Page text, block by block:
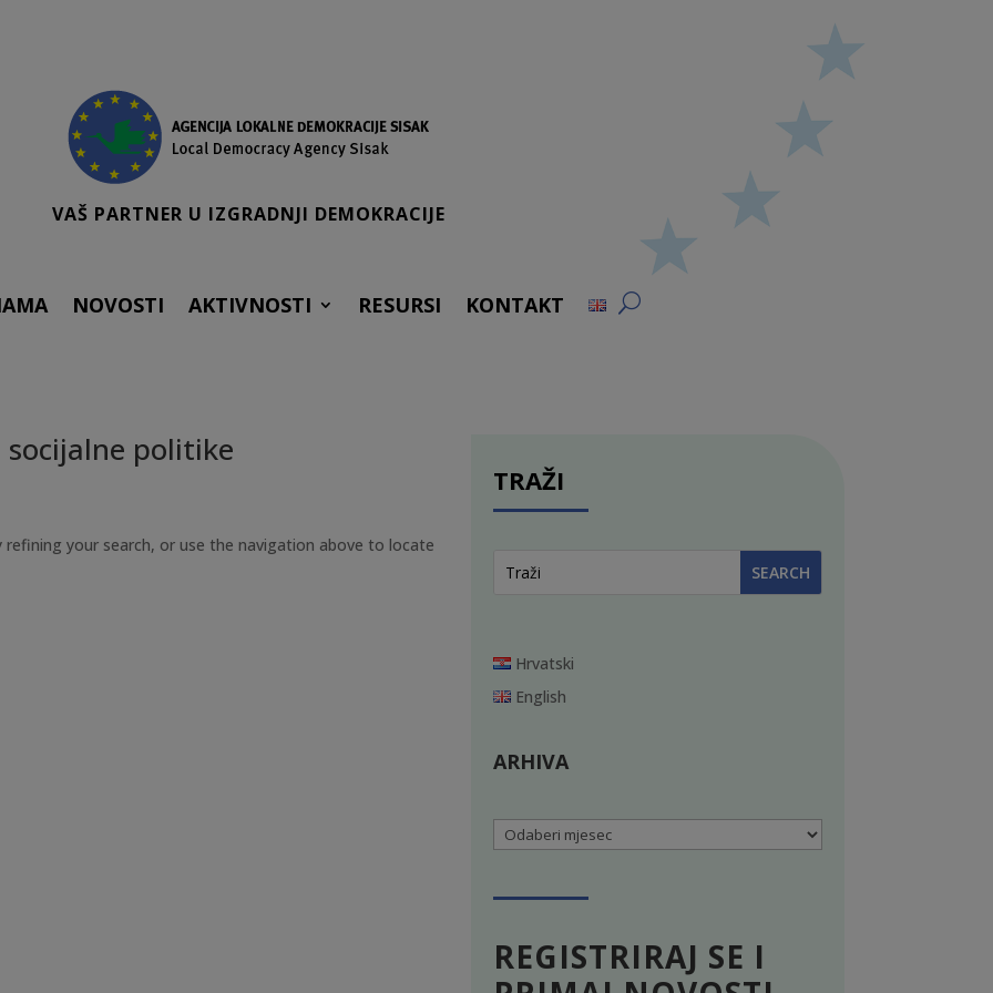
VAŠ PARTNER U IZGRADNJI DEMOKRACIJE
NOVOSTI AKTIVNOSTI RESURSI KONTAKT
politike
your search, or use the navigation above to locate
TRAŽI
Hrvatski
English
ARHIVA
Arhiva
REGISTRIRAJ SE I